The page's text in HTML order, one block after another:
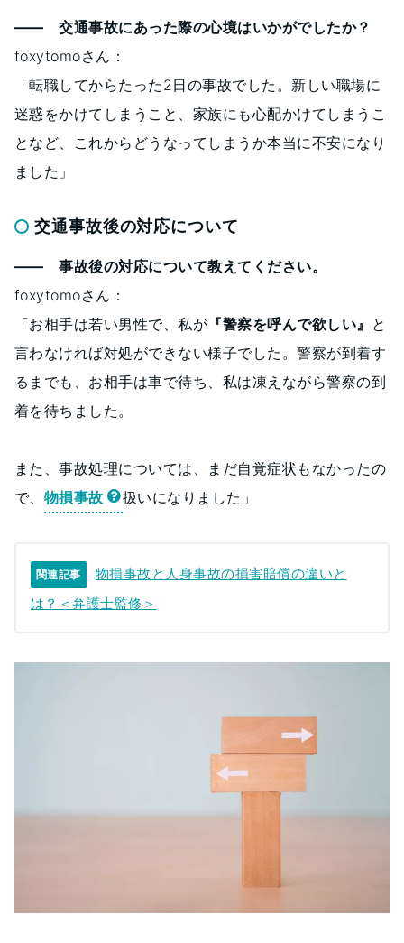
―― 交通事故にあった際の心境はいかがでしたか？
foxytomoさん：
「転職してからたった2日の事故でした。新しい職場に
迷惑をかけてしまうこと、家族にも心配かけてしまうこ
となど、これからどうなってしまうか本当に不安になり
ました」
交通事故後の対応について
―― 事故後の対応について教えてください。
foxytomoさん：
「お相手は若い男性で、私が 『警察を呼んで欲しい』 と
言わなければ対処ができない様子でした。警察が到着す
るまでも、お相手は車で待ち、私は凍えながら警察の到
着を待ちました。
また、事故処理については、まだ自覚症状もなかったの
で、 物損事故 扱いになりました」
関連記事
物損事故と人身事故の損害賠償の違いと
は？＜弁護士監修＞